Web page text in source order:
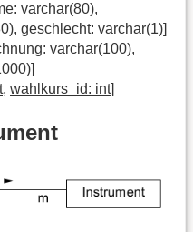
varchar(80),
geschlecht: varchar(1)]
varchar(100),
, wahlkurs_id: int]